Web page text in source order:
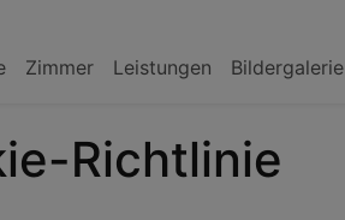
Zimmer Leistungen Bildergalerie
Richtlinie